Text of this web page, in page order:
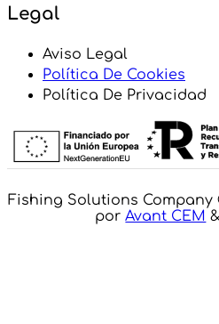
Legal
Aviso Legal
Política De Cookies
Política De Privacidad
Fishing Solutions Company
porAvant CEM &